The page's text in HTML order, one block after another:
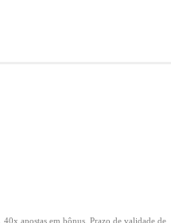
40x apostas em bônus. Prazo de validade de